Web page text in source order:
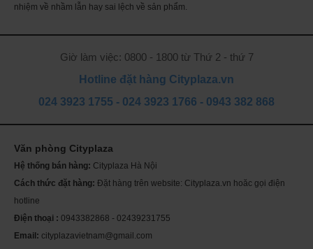
bào ung thư da, dạ dày, ruột, vòm họng, dạ con, bàng quang.
Curcumincòn là chất bổ cho dạ dày, ruột, gan, mật, lọc máu,
nấm, chống vi khuẩn có hiệu lực. Từ nǎm 1993, các nhà khoa
học thuộc ĐH Harvarrd (Mỹ) đã công bố 3 chất có tác dụng kìm
Thành phầnTinh nghệ curcumin:
Amount serving % Giá trị hàng ngày
Nghệ (Curcuma longa) (root) 450 mg *
Chiết xuất từ củ nghệ (Curcuma longa) (root) (Tiêu chuẩn hóa
chứa 95% Curcuminoids) 50 mg
Hướng dẫn sử dụng:
nhiệm về nhầm lẫn hay sai lệch về sản phẩm.
Giờ làm việc: 0800 - 1800 từ Thứ 2 - thứ 7
Hotline đặt hàng Cityplaza.vn
024 3923 1755 - 024 3923 1766 - 0943 382 868
Văn phòng Cityplaza
Hệ thống bán hàng: Cityplaza Hà Nội
Cách thức đặt hàng: Đặt hàng trên website: Cityplaza.vn hoăc gọi điện
hotline
Điện thoại : 0943382868 - 02439231755
Email: cityplazavietnam@gmail.com